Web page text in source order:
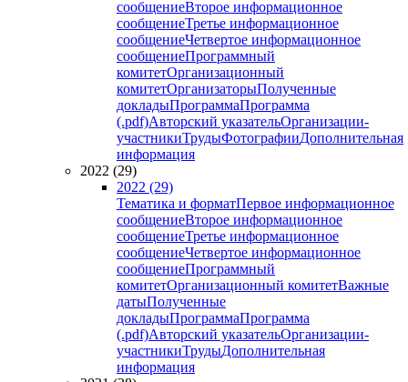
сообщениеВторое информационное
сообщениеТретье информационное
сообщениеЧетвертое информационное
сообщениеПрограммный
комитетОрганизационный
комитетОрганизаторыПолученные
докладыПрограммаПрограмма
(.pdf)Авторский указательОрганизации-
участникиТрудыФотографииДополнительная
информация
2022 (29)
2022 (29)
Тематика и форматПервое информационное
сообщениеВторое информационное
сообщениеТретье информационное
сообщениеЧетвертое информационное
сообщениеПрограммный
комитетОрганизационный комитетВажные
датыПолученные
докладыПрограммаПрограмма
(.pdf)Авторский указательОрганизации-
участникиТрудыДополнительная
информация